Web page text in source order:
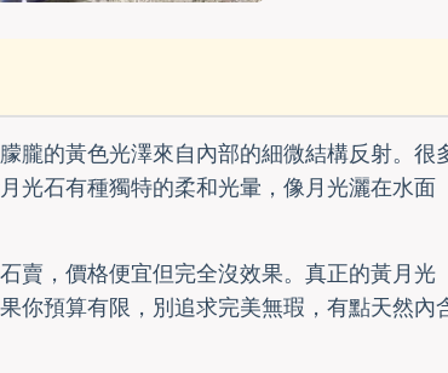
朧的黃色光澤來自內部的細微結構反射。很
光石有種獨特的柔和光暈，像月光灑在水面
賣，價格便宜但完全沒效果。真正的黃月光
你預算有限，別追求完美無瑕，有點天然內